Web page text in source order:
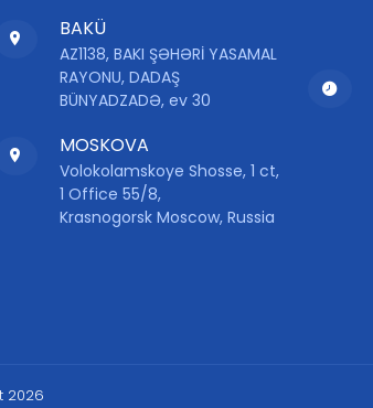
BAKÜ
AZ1138, BAKI ŞƏHƏRİ YASAMAL
RAYONU, DADAŞ
BÜNYADZADƏ, ev 30
MOSKOVA
Volokolamskoye Shosse, 1 ct,
1 Office 55/8,
Krasnogorsk Moscow, Russia
2026